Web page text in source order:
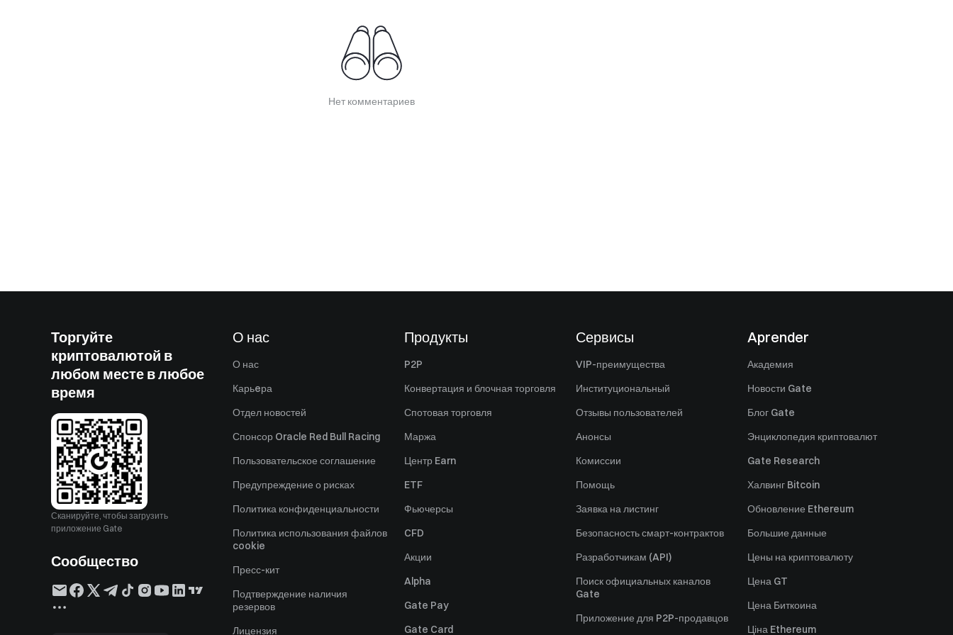
Нет комментариев
Торгуйте
криптовалютой в
любом месте в любое
время
Сканируйте, чтобы загрузить
приложение Gate
Сообщество
О нас
О нас
Карьeра
Отдел новостей
Спонсор Oracle Red Bull Racing
Пользовательское соглашение
Предупреждение о рисках
Политика конфиденциальности
Политика использования файлов
cookie
Пресс-кит
Подтверждение наличия
резервов
Лицензия
Продукты
P2P
Конвертация и блочная торговля
Спотовая торговля
Маржа
Центр Earn
ETF
Фьючерсы
CFD
Акции
Alpha
Gate Pay
Gate Card
Сервисы
VIP-преимущества
Институциональный
Отзывы пользователей
Анонсы
Комиссии
Помощь
Заявка на листинг
Безопасность смарт-контрактов
Разработчикам (API)
Поиск официальных каналов
Gate
Приложение для P2P-продавцов
Aprender
Академия
Новости Gate
Блог Gate
Энциклопедия криптовалют
Gate Research
Халвинг Bitcoin
Обновление Ethereum
Большие данные
Цены на криптовалюту
Цена GT
Цена Биткоина
Ціна Ethereum